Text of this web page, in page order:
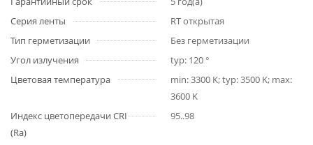
Серия ленты
RT открытая
Тип герметизации
Без герметизации
Угол излучения
typ: 120 °
Цветовая температура
min: 3300 K; typ: 3500 K; max:
3600 K
Индекс цветопередачи CRI
(Ra)
95..98